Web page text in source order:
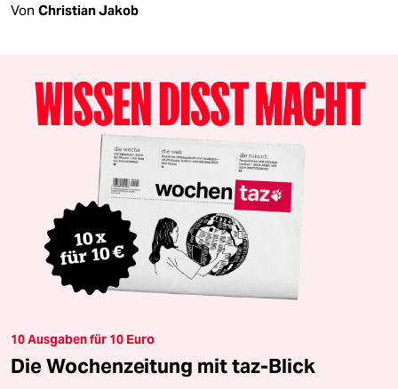
Von Christian Jakob
10 Ausgaben für 10 Euro
Die Wochenzeitung mit taz-Blick